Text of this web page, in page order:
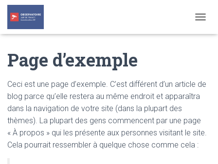
O
N
A
T
Page d’exemple
Ceci est une page d’exemple. C’est différent d’un article de
blog parce qu’elle restera au même endroit et apparaîtra
dans la navigation de votre site (dans la plupart des
thèmes). La plupart des gens commencent par une page
« À propos » qui les présente aux personnes visitant le site.
Cela pourrait ressembler à quelque chose comme cela :